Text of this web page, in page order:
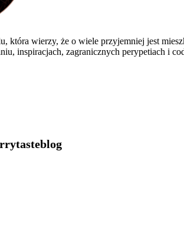
która wierzy, że o wiele przyjemniej jest
inspiracjach, zagranicznych perypetiach i